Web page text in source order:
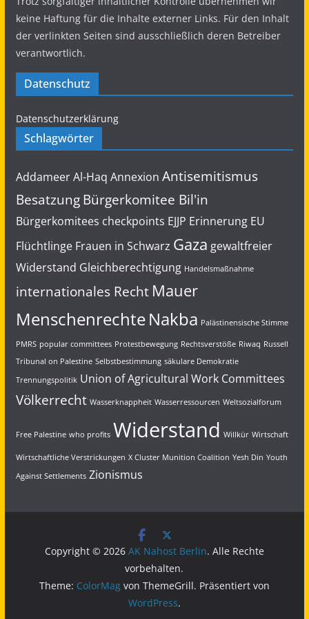
keine Haftung für die Inhalte externer Links. Für den Inhalt
der verlinkten Seiten sind ausschließlich deren Betreiber
verantwortlich.
Datenschutz
Datenschutzerklärung
Schlagwörter
AddameerAl-Haq Annexion Antisemitismus
BesatzungBürgerkomitee Bil'in
Bürgerkomitees checkpoints EJJP Erinnerung EU
Flüchtlinge Frauen in Schwarz Gaza gewaltfreier
Widerstand Gleichberechtigung Handelsmaßnahme
internationales Recht Mauer
MenschenrechteNakba Palästinensische Stimme
PMRS popular committees Protestbewegung Rechtsverstöße Riwaq Russell
Tribunal on Palestine Selbstbestimmung säkulare Demokratie
Trennungspolitik Union of Agricultural Work Committees
Völkerrecht Wasserknappheit Wasserressourcen Weltsozialforum
Free Palestine who profits Widerstand Willkür Wirtschaft
Wirtschaftliche Verstrickungen X Cluster Munition Coalition Yesh Din Youth
Against Settlements Zionismus
Copyright © 2026 AK Nahost Berlin. Alle Rechte
vorbehalten.
Theme: ColorMagvon ThemeGrill. Präsentiert von
WordPress.